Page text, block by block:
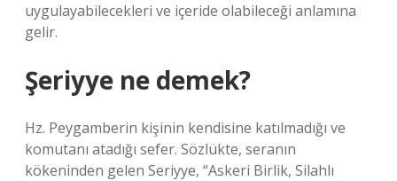
uygulayabilecekleri ve içeride olabileceği anlamına
gelir.
Şeriyye ne demek?
Hz. Peygamberin kişinin kendisine katılmadığı ve
komutanı atadığı sefer. Sözlükte, seranın
kökeninden gelen Seriyye, “Askeri Birlik, Silahlı